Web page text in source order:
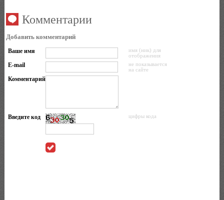
Комментарии
Добавить комментарий
Ваше имя
имя (ник) для
отображения
E-mail
не показывается
на сайте
Комментарий
Введите код цифры кода